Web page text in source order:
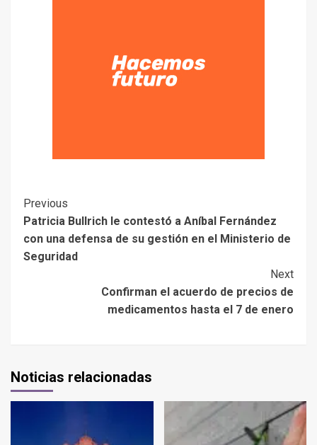
Previous
Patricia Bullrich le contestó a Aníbal Fernández
con una defensa de su gestión en el Ministerio de
Seguridad
Next
Confirman el acuerdo de precios de
medicamentos hasta el 7 de enero
Noticias relacionadas